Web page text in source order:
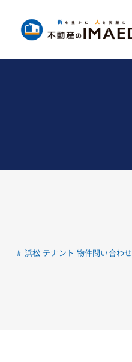
浜松 テナント 物件問い合わせ